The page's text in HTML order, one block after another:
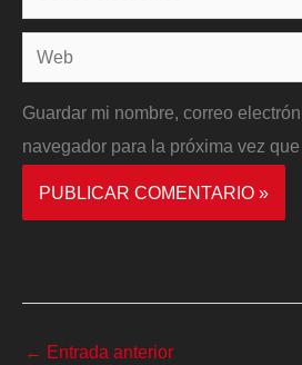
electrónico*
Web
Guardar mi nombre, correo
navegador para la próxima vez
← Entrada anterior